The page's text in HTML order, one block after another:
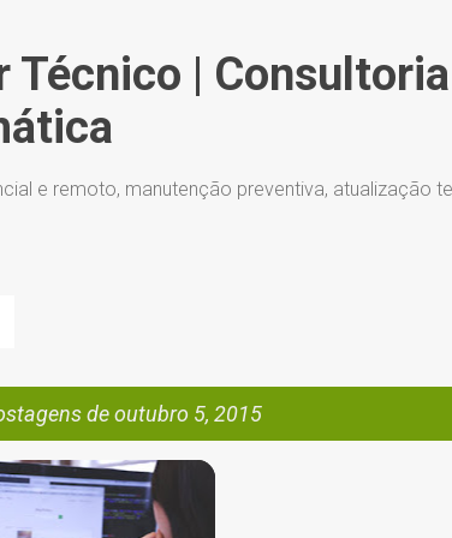
Técnico |
e remoto, manutenção preventiva, atualização
de outubro 5, 2015
CONSULTOR